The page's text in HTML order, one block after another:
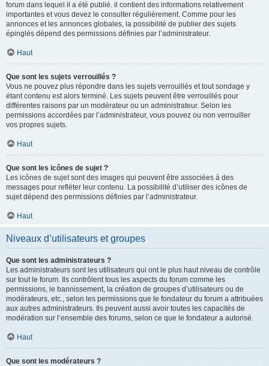
forum dans lequel il a été publié. il contient des informations relativement
importantes et vous devez le consulter régulièrement. Comme pour les
annonces et les annonces globales, la possibilité de publier des sujets
épinglés dépend des permissions définies par l’administrateur.
Haut
Que sont les sujets verrouillés ?
Vous ne pouvez plus répondre dans les sujets verrouillés et tout sondage y
étant contenu est alors terminé. Les sujets peuvent être verrouillés pour
différentes raisons par un modérateur ou un administrateur. Selon les
permissions accordées par l’administrateur, vous pouvez ou non verrouiller
vos propres sujets.
Haut
Que sont les icônes de sujet ?
Les icônes de sujet sont des images qui peuvent être associées à des
messages pour refléter leur contenu. La possibilité d’utiliser des icônes de
sujet dépend des permissions définies par l’administrateur.
Haut
Niveaux d’utilisateurs et groupes
Que sont les administrateurs ?
Les administrateurs sont les utilisateurs qui ont le plus haut niveau de contrôle
sur tout le forum. Ils contrôlent tous les aspects du forum comme les
permissions, le bannissement, la création de groupes d’utilisateurs ou de
modérateurs, etc., selon les permissions que le fondateur du forum a attribuées
aux autres administrateurs. Ils peuvent aussi avoir toutes les capacités de
modération sur l’ensemble des forums, selon ce que le fondateur a autorisé.
Haut
Que sont les modérateurs ?